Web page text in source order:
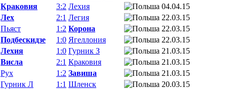
Краковия
3:2 Лехия
04.04.15
Лех
2:1 Легия
22.03.15
Пьяст
1:2 Корона
22.03.15
Подбескидзе
1:0 Ягеллония
22.03.15
Лехия
1:0 Гурник З
21.03.15
Висла
2:1 Краковия
21.03.15
Рух
1:2 Завиша
21.03.15
Гурник Л
1:1 Шленск
20.03.15